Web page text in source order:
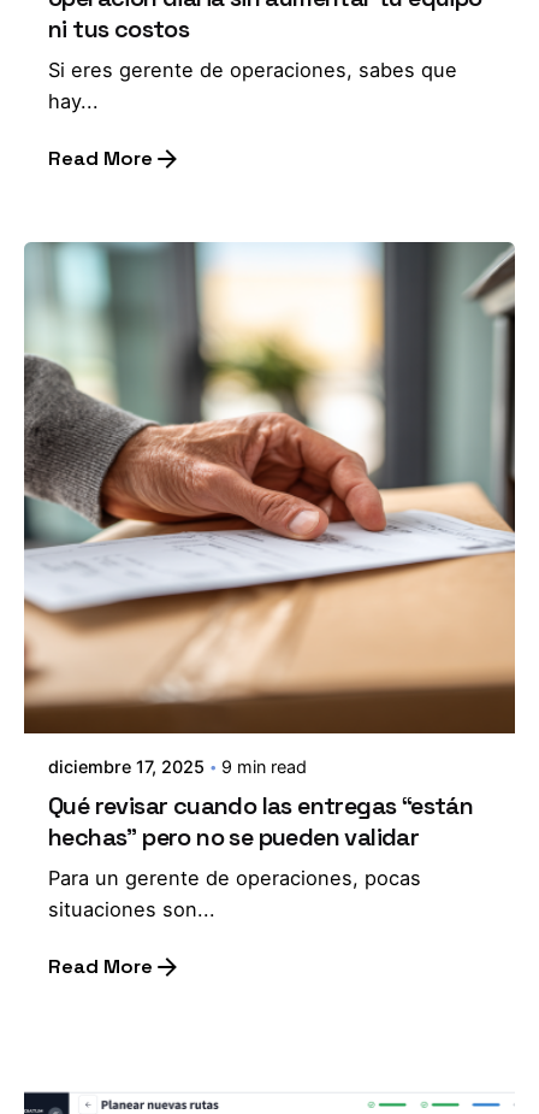
ni tus costos
Si eres gerente de operaciones, sabes que
hay...
Read More
diciembre 17, 2025 9 min read
Qué revisar cuando las entregas “están
hechas” pero no se pueden validar
Para un gerente de operaciones, pocas
situaciones son...
Read More